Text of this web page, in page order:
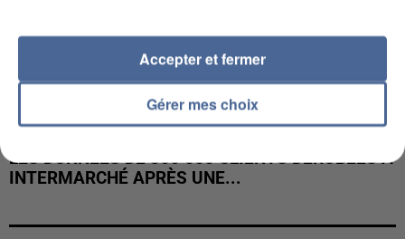
LES DONNÉES DE 300 000 CLIENTS DÉROBÉES À
INTERMARCHÉ APRÈS UNE...
Gérer mes choix
Accepter et fermer